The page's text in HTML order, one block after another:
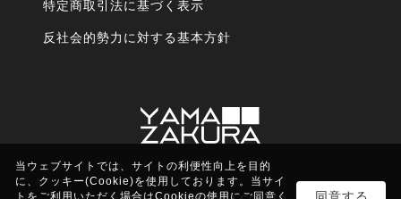
特定商取引法に基づく表示
反社会的勢力に対する基本方針
当ウェブサイトでは、サイトの利便性向上を目的
に、クッキー(Cookie)を使用しております。当サイ